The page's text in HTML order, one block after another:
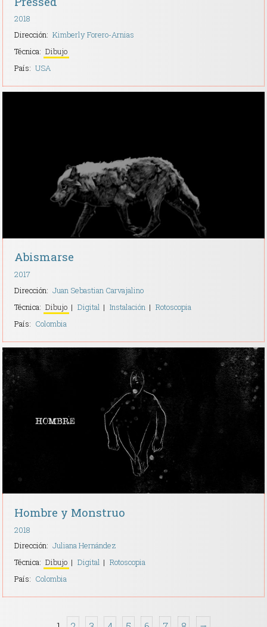
2018
Dirección: Kimberly Forero-Arnias
Técnica: Dibujo
País: USA
Abismarse
2017
Dirección: Juan Sebastian Carvajalino
Técnica: Dibujo Digital Instalación
Rotoscopia
País: Colombia
Hombre y Monstruo
2018
Dirección: Juliana Hernández
Técnica: Dibujo Digital
Rotoscopia
País: Colombia